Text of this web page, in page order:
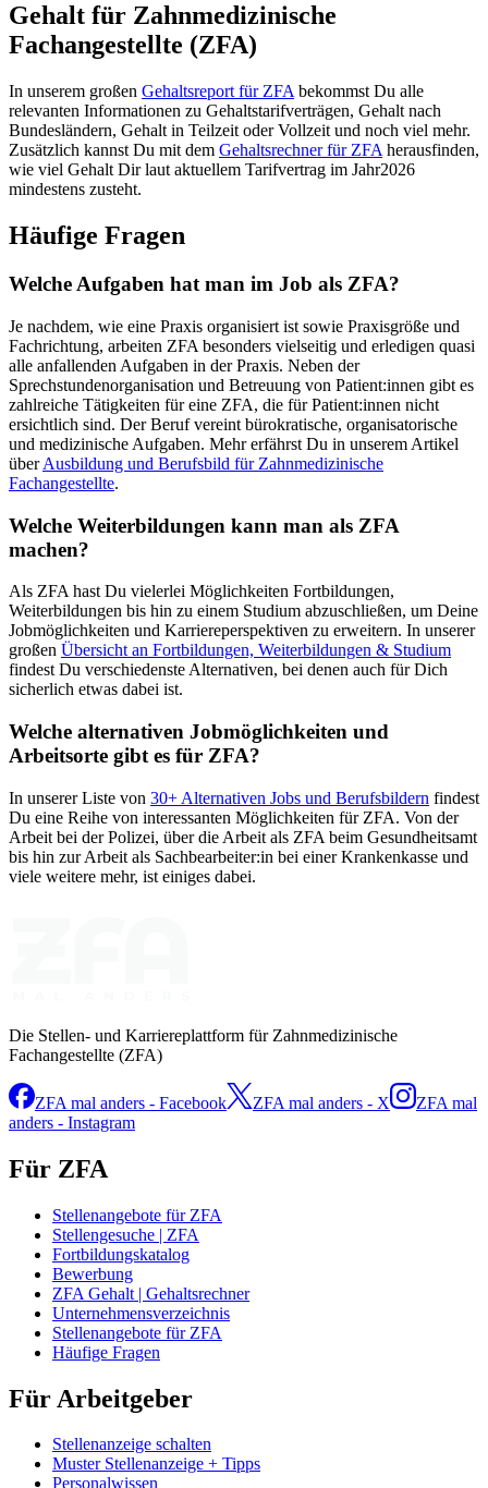
Gehalt für Zahnmedizinische
Fachangestellte (ZFA)
In unserem großen Gehaltsreport für ZFA bekommst Du alle
relevanten Informationen zu Gehaltstarifverträgen, Gehalt nach
Bundesländern, Gehalt in Teilzeit oder Vollzeit und noch viel mehr.
Zusätzlich kannst Du mit dem Gehaltsrechner für ZFA herausfinden,
wie viel Gehalt Dir laut aktuellem Tarifvertrag im Jahr2026
mindestens zusteht.
Häufige Fragen
Welche Aufgaben hat man im Job als ZFA?
Je nachdem, wie eine Praxis organisiert ist sowie Praxisgröße und
Fachrichtung, arbeiten ZFA besonders vielseitig und erledigen quasi
alle anfallenden Aufgaben in der Praxis. Neben der
Sprechstundenorganisation und Betreuung von Patient:innen gibt es
zahlreiche Tätigkeiten für eine ZFA, die für Patient:innen nicht
ersichtlich sind. Der Beruf vereint bürokratische, organisatorische
und medizinische Aufgaben. Mehr erfährst Du in unserem Artikel
über Ausbildung und Berufsbild für Zahnmedizinische
Fachangestellte.
Welche Weiterbildungen kann man als ZFA
machen?
Als ZFA hast Du vielerlei Möglichkeiten Fortbildungen,
Weiterbildungen bis hin zu einem Studium abzuschließen, um Deine
Jobmöglichkeiten und Karriereperspektiven zu erweitern. In unserer
großen Übersicht an Fortbildungen, Weiterbildungen & Studium
findest Du verschiedenste Alternativen, bei denen auch für Dich
sicherlich etwas dabei ist.
Welche alternativen Jobmöglichkeiten und
Arbeitsorte gibt es für ZFA?
In unserer Liste von 30+ Alternativen Jobs und Berufsbildern findest
Du eine Reihe von interessanten Möglichkeiten für ZFA. Von der
Arbeit bei der Polizei, über die Arbeit als ZFA beim Gesundheitsamt
bis hin zur Arbeit als Sachbearbeiter:in bei einer Krankenkasse und
viele weitere mehr, ist einiges dabei.
Die Stellen- und Karriereplattform für Zahnmedizinische
Fachangestellte (ZFA)
ZFA mal anders - Facebook ZFA mal anders - X
ZFA mal
anders - Instagram
Für ZFA
Stellenangebote für ZFA
Stellengesuche | ZFA
Fortbildungskatalog
Bewerbung
ZFA Gehalt | Gehaltsrechner
Unternehmensverzeichnis
Stellenangebote für ZFA
Häufige Fragen
Für Arbeitgeber
Stellenanzeige schalten
Muster Stellenanzeige + Tipps
Personalwissen